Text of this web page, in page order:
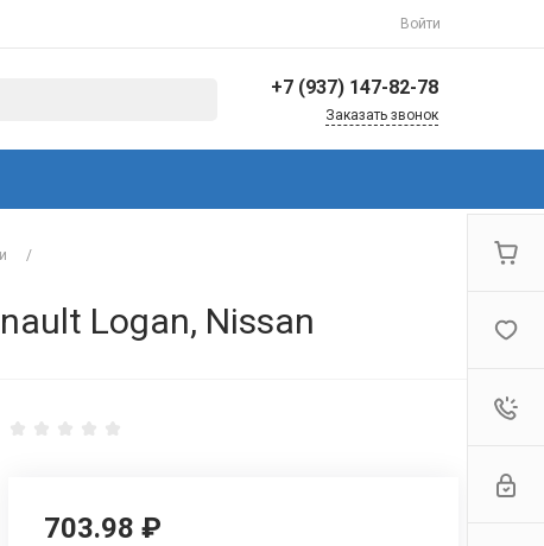
Войти
+7 (937) 147-82-78
Коммунистическая,
Заказать звонок
/
Logan, Nissan
703.98 ₽